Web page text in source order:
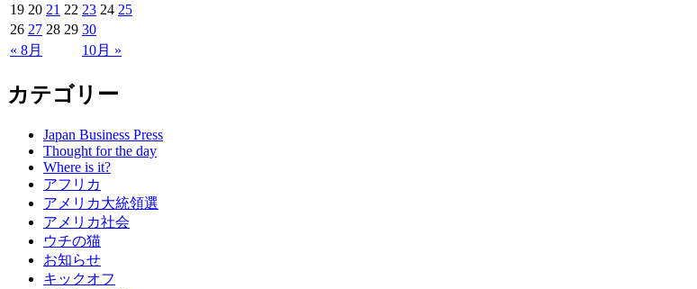
« 8月 10月 »
19 20 21 22 23 24 25
26 27 28 29 30
カテゴリー
Japan Business Press
Thought for the day
Where is it?
アフリカ
アメリカ大統領選
アメリカ社会
ウチの猫
お知らせ
キックオフ